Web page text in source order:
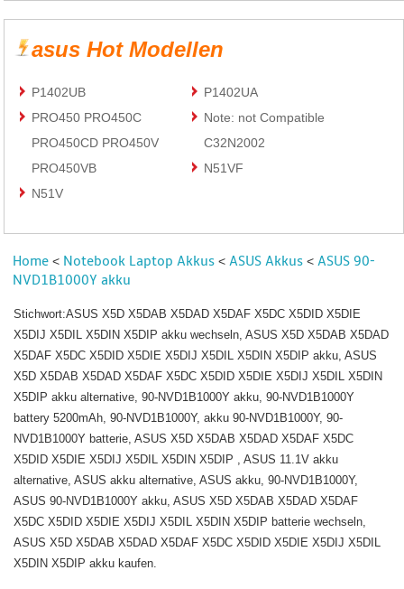
asus Hot Modellen
P1402UB
P1402UA
PRO450 PRO450C
PRO450CD PRO450V
PRO450VB
Note: not Compatible
C32N2002
N51VF
N51V
Home < Notebook Laptop Akkus <ASUS Akkus <ASUS 90-
NVD1B1000Y akku
Stichwort:ASUS X5D X5DAB X5DAD X5DAF X5DC X5DID X5DIE
X5DIJ X5DIL X5DIN X5DIP akku wechseln, ASUS X5D X5DAB X5DAD
X5DAF X5DC X5DID X5DIE X5DIJ X5DIL X5DIN X5DIP akku, ASUS
X5D X5DAB X5DAD X5DAF X5DC X5DID X5DIE X5DIJ X5DIL X5DIN
X5DIP akku alternative, 90-NVD1B1000Y akku, 90-NVD1B1000Y
battery 5200mAh, 90-NVD1B1000Y, akku 90-NVD1B1000Y, 90-
NVD1B1000Y batterie, ASUS X5D X5DAB X5DAD X5DAF X5DC
X5DID X5DIE X5DIJ X5DIL X5DIN X5DIP , ASUS 11.1V akku
alternative, ASUS akku alternative, ASUS akku, 90-NVD1B1000Y,
ASUS 90-NVD1B1000Y akku, ASUS X5D X5DAB X5DAD X5DAF
X5DC X5DID X5DIE X5DIJ X5DIL X5DIN X5DIP batterie wechseln,
ASUS X5D X5DAB X5DAD X5DAF X5DC X5DID X5DIE X5DIJ X5DIL
X5DIN X5DIP akku kaufen.